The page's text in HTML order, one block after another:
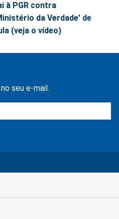
à PGR contra
da Verdade’ de
(veja o vídeo)
seu e-mail.